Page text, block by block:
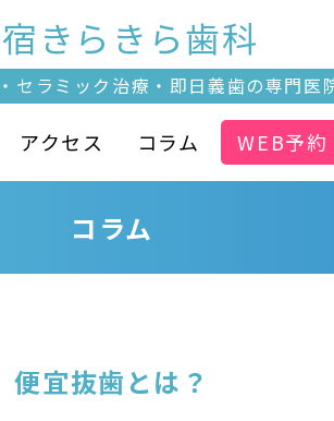
きらきら歯科
セラミック治療・ 即日義歯の専門医
アクセス コラム WEB予約
コラム
便宜抜歯とは？